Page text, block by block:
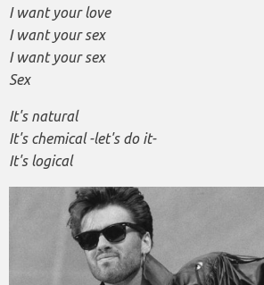
I want your love
I want your sex
I want your sex
Sex
It's natural
It's chemical -let's do it-
It's logical